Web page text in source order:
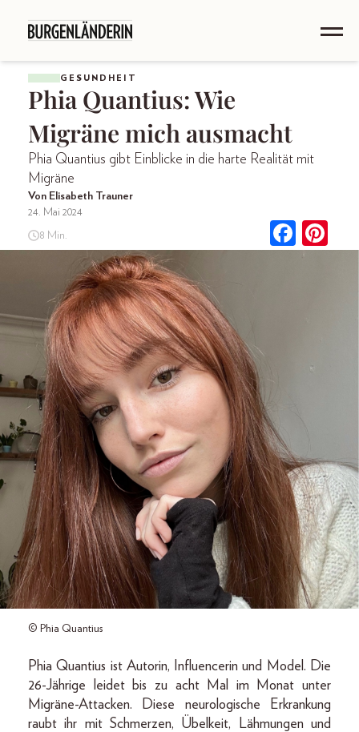
GESUNDHEIT
Phia Quantius: Wie
Migräne mich ausmacht
Phia Quantius gibt Einblicke in die harte Realität mit
Migräne
Von Elisabeth Trauner
24. Mai 2024
8 Min.
© Phia Quantius
Phia Quantius ist Autorin, Influencerin und Model. Die
26-Jährige leidet bis zu acht Mal im Monat unter
Migräne-Attacken. Diese neurologische Erkrankung
raubt ihr mit Schmerzen, Übelkeit, Lähmungen und